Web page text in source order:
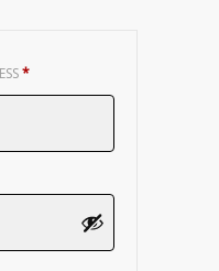
*REQUIRED